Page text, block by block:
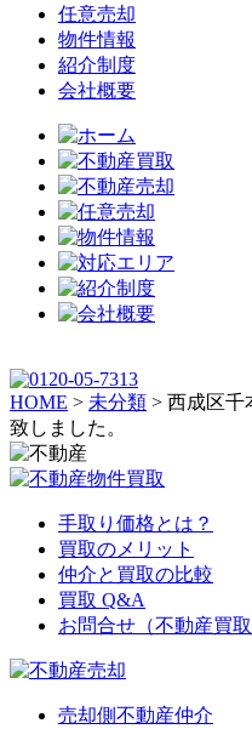
任意売却
物件情報
紹介制度
会社概要
HOME > 未分類 > 西成区千
致しました。
手取り価格とは？
買取のメリット
仲介と買取の比較
買取 Q&A
お問合せ（不動産買取
売却側不動産仲介